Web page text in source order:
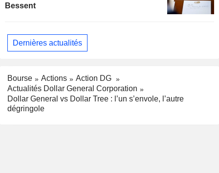
Bessent
Dernières actualités
Bourse Actions
Action DG
Actualités Dollar General Corporation
Dollar General vs Dollar Tree : l’un s’envole, l’autre
dégringole